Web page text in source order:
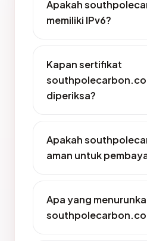
Apakah
memiliki IPv6?
Kapan sertifikat
diperiksa?
Apakah
aman untuk
Apa yang